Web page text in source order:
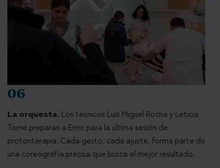
06
La orquesta. Los técnicos Luis Miguel Rocha y Leticia
Tomé preparan a Enric para la última sesión de
protonterapia. Cada gesto, cada ajuste, forma parte de
una coreografía precisa que busca el mejor resultado.